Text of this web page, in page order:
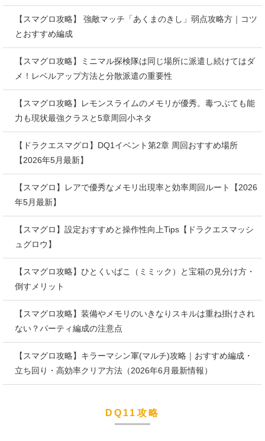
【スマグロ攻略】 強敵マッチ「あくまのきし」弱点攻略方｜コツ
とおすすめ編成
【スマグロ攻略】ミニマル探検隊は同じ場所に派遣し続けてはダ
メ！レベルアップ方法と分散派遣の重要性
【スマグロ攻略】レモンスライムのメモリが優秀。毒つぶても能
力も現状最強クラスと5章周回小ネタ
【ドラクエスマグロ】DQ1イベント第2章 周回おすすめ場所
【2026年5月最新】
【スマグロ】レアで優秀なメモリ出現率と効率周回ルート【2026
年5月最新】
【スマグロ】設定おすすめと操作性向上Tips【ドラクエスマッシ
ュグロウ】
【スマグロ攻略】ひとくいばこ（ミミック）と宝箱の見分け方・
倒すメリット
【スマグロ攻略】装備やメモリのいきなりスキルは重ね掛けされ
ない？パーティ編成の注意点
【スマグロ攻略】キラーマシン軍(マルチ)攻略｜おすすめ編成・
立ち回り・高効率クリア方法（2026年6月最新情報）
DQ11攻略